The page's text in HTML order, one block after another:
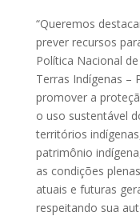
“Queremos
prever recursos
Política Nacional
Terras Indígenas –
promover a
o uso sustentável
territórios
patrimônio
as condições
atuais e futuras
respeitando sua